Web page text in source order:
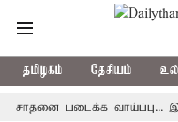
தமிழகம் தேசியம்
படைக்க வாய்ப்பு... இன்றைய